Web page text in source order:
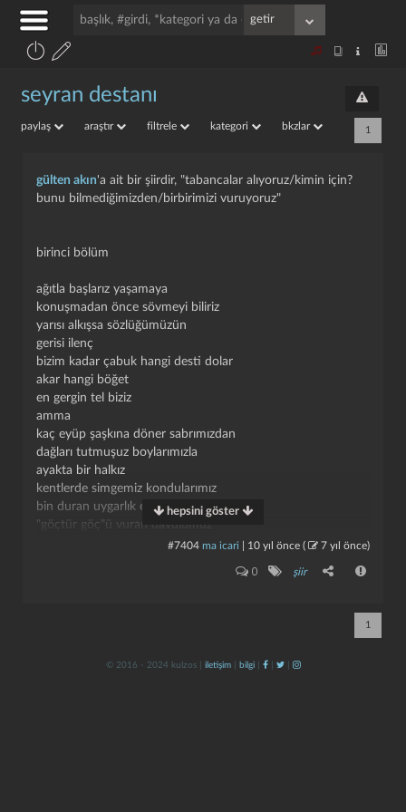
seyran destanı
paylaş araştır filtrele kategori bkzlar 1
gülten akın'a ait bir şiirdir, "tabancalar alıyoruz/kimin için?
bunu bilmediğimizden/birbirimizi vuruyoruz"
birinci bölüm
ağıtla başlarız yaşamaya
konuşmadan önce sövmeyi biliriz
yarısı alkışsa sözlüğümüzün
gerisi ilenç
bizim kadar çabuk hangi desti dolar
akar hangi böğet
en gergin tel biziz
amma
kaç eyüp şaşkına döner sabrımızdan
dağları tutmuşuz boylarımızla
ayakta bir halkız
kentlerde simgemiz kondularımız
bin duran uygarlık eskittik
"göçtür göç"ü vuran davulumuz
mayısların hesabını soruyorlar
hepsini göster
#7404 ma icari 10 yıl önce ( 7 yıl önce)
0 şiir
1
kapat kaydet
© 2016 - 2024 kulzos | iletişim| bilgi| | |